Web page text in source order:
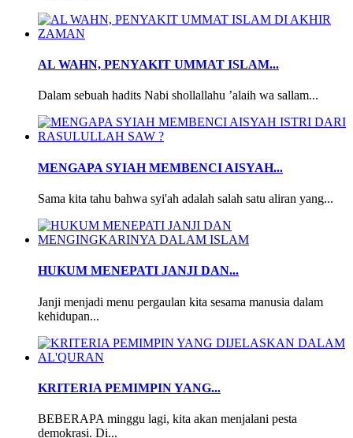
AL WAHN, PENYAKIT UMMAT ISLAM...
Dalam sebuah hadits Nabi shollallahu ’alaih wa sallam...
MENGAPA SYIAH MEMBENCI AISYAH...
Sama kita tahu bahwa syi'ah adalah salah satu aliran yang...
HUKUM MENEPATI JANJI DAN...
Janji menjadi menu pergaulan kita sesama manusia dalam
kehidupan...
KRITERIA PEMIMPIN YANG...
BEBERAPA minggu lagi, kita akan menjalani pesta
demokrasi. Di...